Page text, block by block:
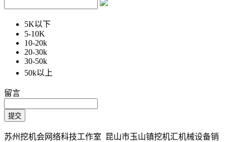
5K以下
5-10K
10-20k
20-30k
30-50k
50k以上
留言
苏州挖机会网络科技工作室 昆山市玉山镇挖机汇机械设备销